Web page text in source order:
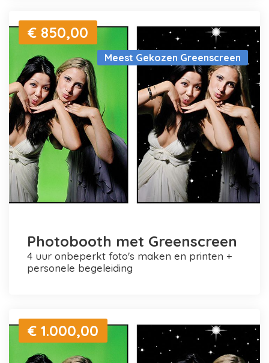
Meest Gekozen Greenscreen
€ 850,00
Photobooth met Greenscreen
4 uur onbeperkt foto's maken en printen +
personele begeleiding
€ 1.000,00